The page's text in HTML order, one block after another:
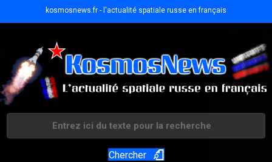
kosmosnews.fr - l'actualité spatiale russe en français
Chercher